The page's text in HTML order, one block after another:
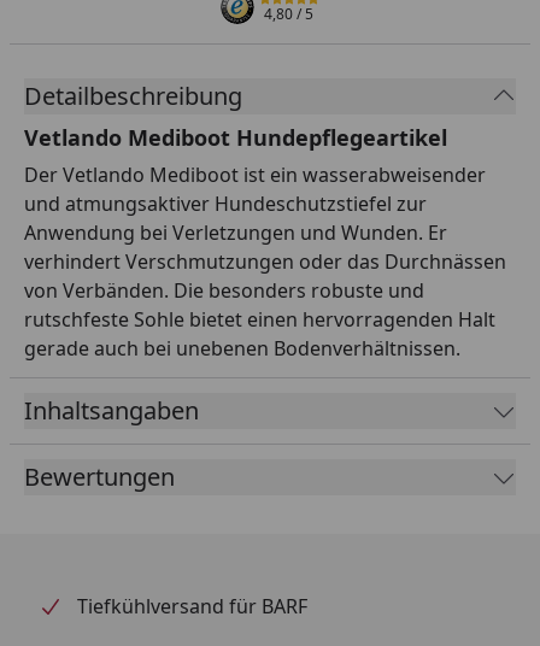
4,80/ 5
Detailbeschreibung
Vetlando Mediboot Hundepflegeartikel
Der Vetlando Mediboot ist ein wasserabweisender
und atmungsaktiver Hundeschutzstiefel zur
Anwendung bei Verletzungen und Wunden. Er
verhindert Verschmutzungen oder das Durchnässen
von Verbänden. Die besonders robuste und
rutschfeste Sohle bietet einen hervorragenden Halt
gerade auch bei unebenen Bodenverhältnissen.
Inhaltsangaben
Bewertungen
Tiefkühlversand für BARF